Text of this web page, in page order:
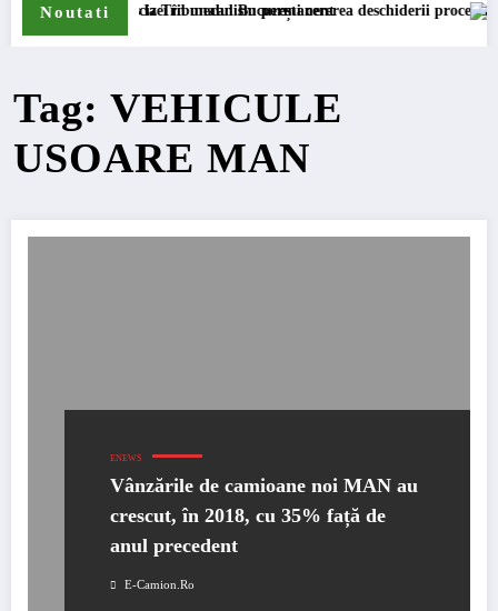
Noutati
a accizei în mecanism permanent
STB a depus la Tribunalul București cererea deschiderii procedurii de
Tag: VEHICULE
USOARE MAN
ENEWS
Vânzările de camioane noi MAN au
crescut, în 2018, cu 35% față de
anul precedent
E-Camion.ro